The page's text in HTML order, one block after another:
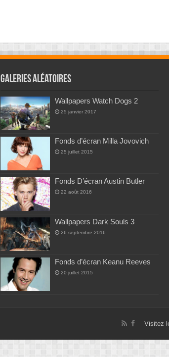
Galeries Aléatoires
Wallpapers Watch Dogs 2
25 janvier 2017
Fonds d’écran Milla Jovovich
25 juillet 2015
Fonds D’écran Austin Butler
22 août 2016
Wallpapers Dark Souls 3
26 septembre 2016
Fonds d’écran Keanu Reeves
20 juillet 2015
Visitez